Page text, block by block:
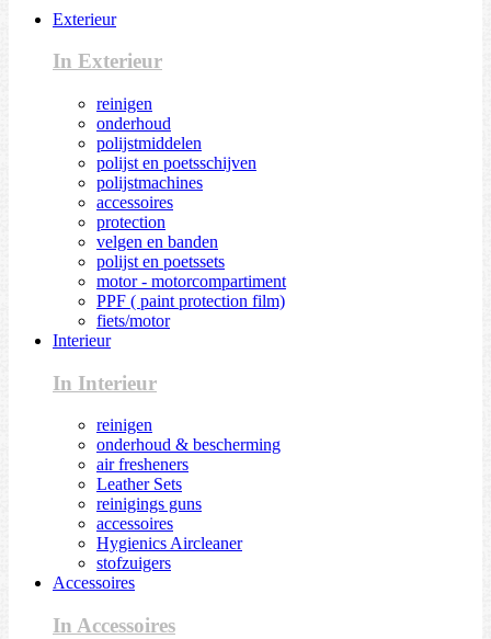
Exterieur
In Exterieur
reinigen
onderhoud
polijstmiddelen
polijst en poetsschijven
polijstmachines
accessoires
protection
velgen en banden
polijst en poetssets
motor - motorcompartiment
PPF ( paint protection film)
fiets/motor
Interieur
In Interieur
reinigen
onderhoud & bescherming
air fresheners
Leather Sets
reinigings guns
accessoires
Hygienics Aircleaner
stofzuigers
Accessoires
In Accessoires